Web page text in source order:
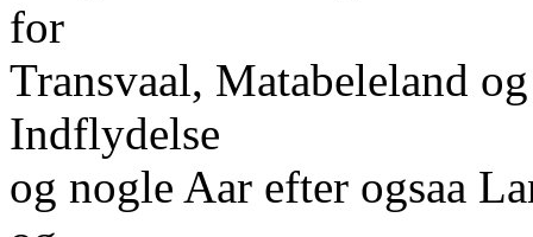
for
Transvaal, Matabeleland
Indflydelse
og nogle Aar efter ogsaa